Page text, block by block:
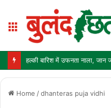
Menu
Home /dhanteras puja vidhi